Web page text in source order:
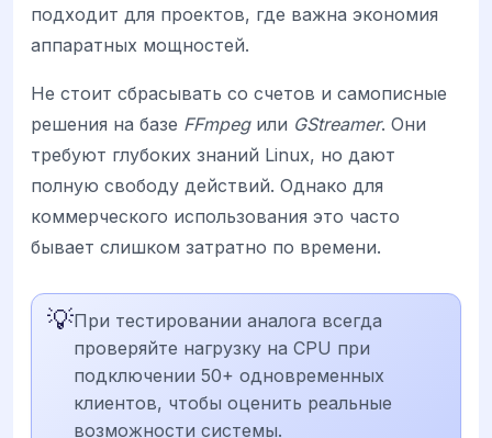
подходит для проектов, где важна экономия
аппаратных мощностей.
Не стоит сбрасывать со счетов и самописные
решения на базе FFmpegили GStreamer. Они
требуют глубоких знаний Linux, но дают
полную свободу действий. Однако для
коммерческого использования это часто
бывает слишком затратно по времени.
💡При тестировании аналога всегда
проверяйте нагрузку на CPU при
подключении 50+ одновременных
клиентов, чтобы оценить реальные
возможности системы.